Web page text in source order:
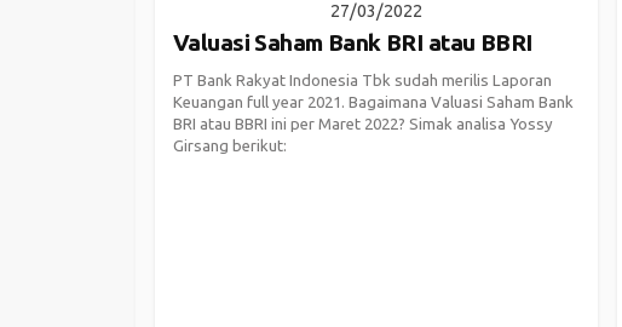
27/03/2022
Valuasi Saham Bank BRI atau BBRI
PT Bank Rakyat Indonesia Tbk sudah merilis Laporan
Keuangan full year 2021. Bagaimana Valuasi Saham Bank
BRI atau BBRI ini per Maret 2022? Simak analisa Yossy
Girsang berikut: